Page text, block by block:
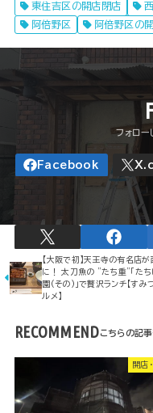
東住吉区の開店閉店
阿倍野区
阿倍野区の
【大阪で初】天王寺の有名店が
に！ 太刀魚の "たち重"「たち
園(その)」で贅沢ランチ【すみ
ルメ】
RECOMMEND
開店